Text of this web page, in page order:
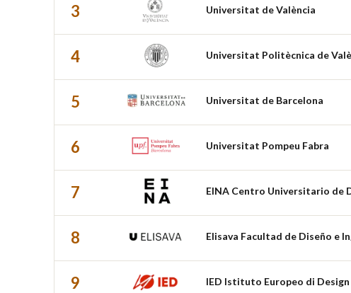
3 Universitat de València
4 Universitat Politècnica de
5 Universitat de Barcelona
6 Universitat Pompeu Fabra
7 EINA Centro Universitario de
8 Elisava Facultad de Diseño e
9 IED Istituto Europeo di Design